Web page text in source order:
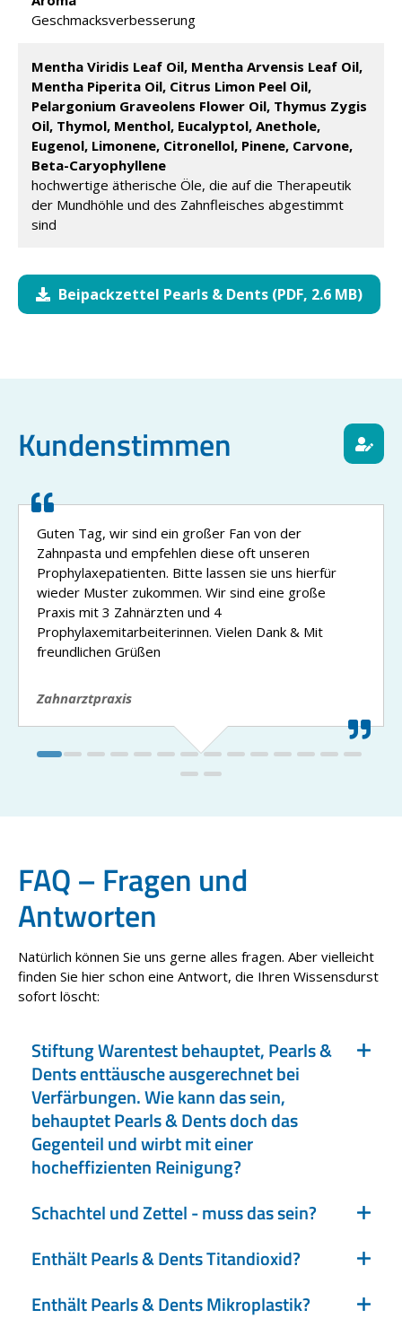
Geschmacksverbesserung
Mentha Viridis Leaf Oil, Mentha Arvensis Leaf Oil,
Mentha Piperita Oil, Citrus Limon Peel Oil,
Pelargonium Graveolens Flower Oil, Thymus Zygis
Oil, Thymol, Menthol, Eucalyptol, Anethole,
Eugenol, Limonene, Citronellol, Pinene, Carvone,
Beta-Caryophyllene
hochwertige ätherische Öle, die auf die Therapeutik
der Mundhöhle und des Zahnfleisches abgestimmt
sind
Beipackzettel Pearls & Dents (PDF, 2.6 MB)
Kundenstimmen
Guten Tag, wir sind ein großer Fan von der
Zahnpasta und empfehlen diese oft unseren
Prophylaxepatienten. Bitte lassen sie uns hierfür
wieder Muster zukommen. Wir sind eine große
Praxis mit 3 Zahnärzten und 4
Prophylaxemitarbeiterinnen. Vielen Dank & Mit
freundlichen Grüßen
Zahnarztpraxis
FAQ – Fragen und
Antworten
Natürlich können Sie uns gerne alles fragen. Aber vielleicht
finden Sie hier schon eine Antwort, die Ihren Wissensdurst
sofort löscht:
Stiftung Warentest behauptet, Pearls &
Dents enttäusche ausgerechnet bei
Verfärbungen. Wie kann das sein,
behauptet Pearls & Dents doch das
Gegenteil und wirbt mit einer
hocheffizienten Reinigung?
Schachtel und Zettel - muss das sein?
Enthält Pearls & Dents Titandioxid?
Enthält Pearls & Dents Mikroplastik?